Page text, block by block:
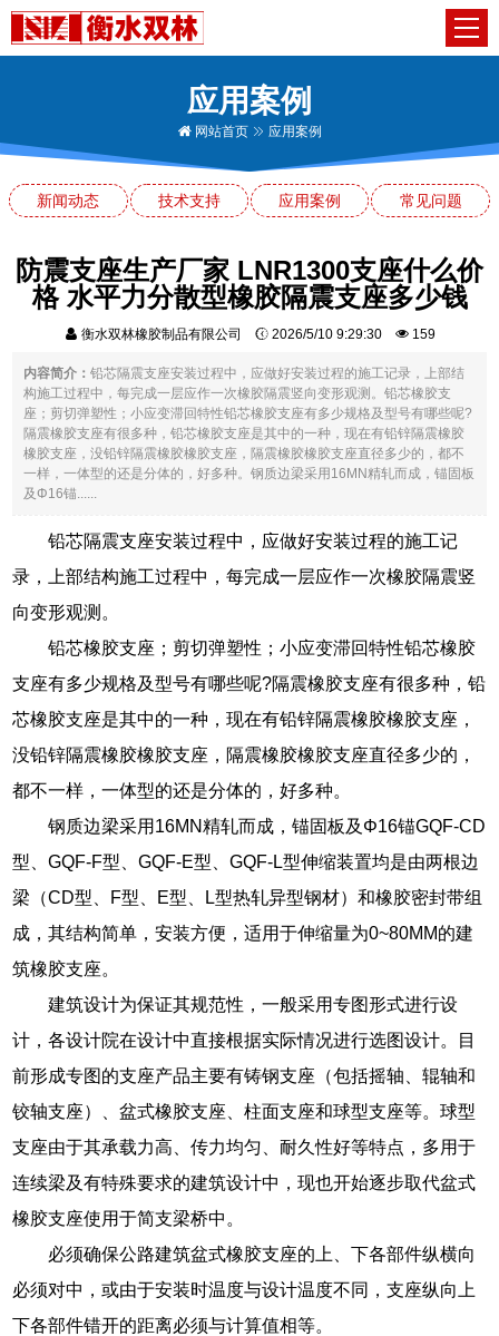
应用案例
网站首页 应用案例
新闻动态 技术支持 应用案例 常见问题
防震支座生产厂家 LNR1300支座什么价
格 水平力分散型橡胶隔震支座多少钱
衡水双林橡胶制品有限公司 2026/5/10 9:29:30 159
内容简介：铅芯隔震支座安装过程中，应做好安装过程的施工记录，上部结
构施工过程中，每完成一层应作一次橡胶隔震竖向变形观测。铅芯橡胶支
座；剪切弹塑性；小应变滞回特性铅芯橡胶支座有多少规格及型号有哪些呢?
隔震橡胶支座有很多种，铅芯橡胶支座是其中的一种，现在有铅锌隔震橡胶
橡胶支座，没铅锌隔震橡胶橡胶支座，隔震橡胶橡胶支座直径多少的，都不
一样，一体型的还是分体的，好多种。钢质边梁采用16MN精轧而成，锚固板
及Φ16锚......
铅芯隔震支座安装过程中，应做好安装过程的施工记
录，上部结构施工过程中，每完成一层应作一次橡胶隔震竖
向变形观测。
铅芯橡胶支座；剪切弹塑性；小应变滞回特性铅芯橡胶
支座有多少规格及型号有哪些呢?隔震橡胶支座有很多种，铅
芯橡胶支座是其中的一种，现在有铅锌隔震橡胶橡胶支座，
没铅锌隔震橡胶橡胶支座，隔震橡胶橡胶支座直径多少的，
都不一样，一体型的还是分体的，好多种。
钢质边梁采用16MN精轧而成，锚固板及Φ16锚GQF-CD
型、GQF-F型、GQF-E型、GQF-L型伸缩装置均是由两根边
梁（CD型、F型、E型、L型热轧异型钢材）和橡胶密封带组
成，其结构简单，安装方便，适用于伸缩量为0~80MM的建
筑橡胶支座。
建筑设计为保证其规范性，一般采用专图形式进行设
计，各设计院在设计中直接根据实际情况进行选图设计。目
前形成专图的支座产品主要有铸钢支座（包括摇轴、辊轴和
铰轴支座）、盆式橡胶支座、柱面支座和球型支座等。球型
支座由于其承载力高、传力均匀、耐久性好等特点，多用于
连续梁及有特殊要求的建筑设计中，现也开始逐步取代盆式
橡胶支座使用于简支梁桥中。
必须确保公路建筑盆式橡胶支座的上、下各部件纵横向
必须对中，或由于安装时温度与设计温度不同，支座纵向上
下各部件错开的距离必须与计算值相等。